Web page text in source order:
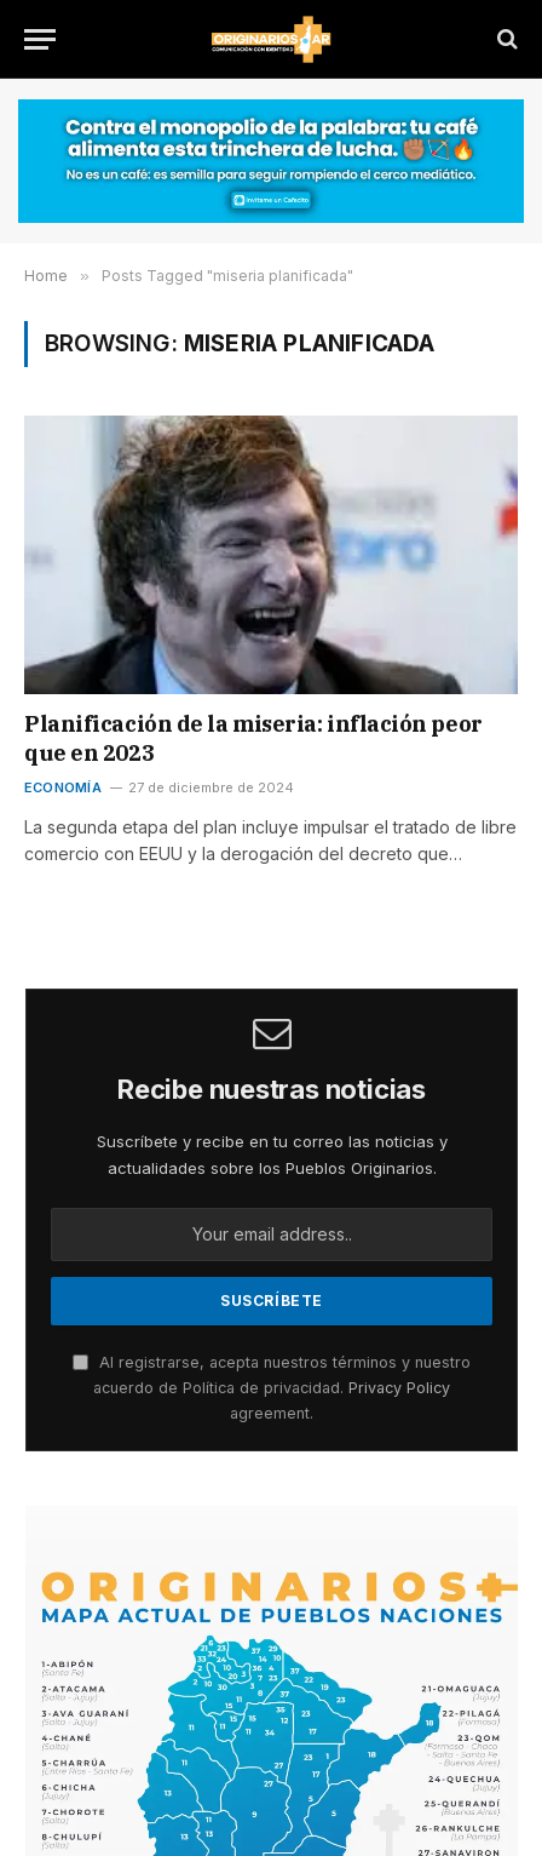
Home » Posts Tagged "miseria planificada"
BROWSING: MISERIA PLANIFICADA
Planificación de la miseria: inflación peor
que en 2023
ECONOMÍA 27 de diciembre de 2024
La segunda etapa del plan incluye impulsar el tratado de libre
comercio con EEUU y la derogación del decreto que…
Recibe nuestras noticias
Suscríbete y recibe en tu correo las noticias y
actualidades sobre los Pueblos Originarios.
Al registrarse, acepta nuestros términos y nuestro
acuerdo de Política de privacidad. Privacy Policy
agreement.